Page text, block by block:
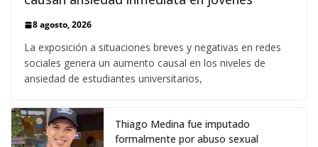
8 agosto, 2026
La exposición a situaciones breves y negativas en redes
sociales genera un aumento causal en los niveles de
ansiedad de estudiantes universitarios,
Thiago Medina fue imputado
formalmente por abuso sexual